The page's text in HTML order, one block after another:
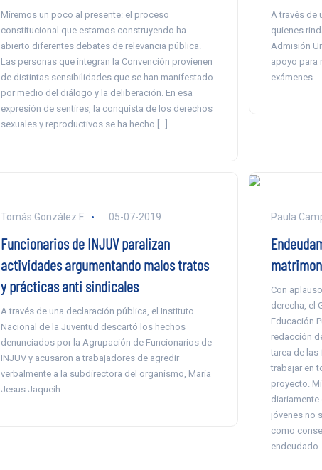
Miremos un poco al presente: el proceso
constitucional que estamos construyendo ha
abierto diferentes debates de relevancia pública.
Las personas que integran la Convención provienen
de distintas sensibilidades que se han manifestado
por medio del diálogo y la deliberación. En esa
expresión de sentires, la conquista de los derechos
sexuales y reproductivos se ha hecho […]
A través de
quienes
Admisión
apoyo para
exámenes.
Tomás González F. 05-07-2019
Funcionarios de INJUV paralizan
actividades argumentando malos tratos
y prácticas anti sindicales
A través de una declaración pública, el Instituto
Nacional de la Juventud descartó los hechos
denunciados por la Agrupación de Funcionarios de
INJUV y acusaron a trabajadores de agredir
verbalmente a la subdirectora del organismo, María
Jesus Jaqueih.
Paula
Con
derecha, el
Educación
redacción
tarea de las
trabajar en
proyecto.
jóvenes no
como
endeudado.